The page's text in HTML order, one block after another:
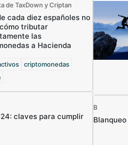
de TaxDown y Criptan
cada diez españoles no
tributar
las
a Hacienda
criptomonedas
claves para cumplir
B